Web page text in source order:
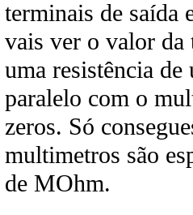
terminais de saída
vais ver o valor da
uma resistência de
paralelo com o
zeros. Só
multimetros são
de MOhm.